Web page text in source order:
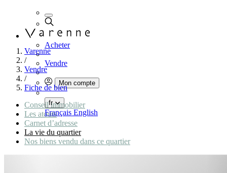
Acheter
Vendre
Mon compte
fr
Français English
Varenne
/
Vendre
/
Fiche de bien
Conseil immobilier
Les atouts
Carnet d’adresse
La vie du quartier
Nos biens vendu dans ce quartier